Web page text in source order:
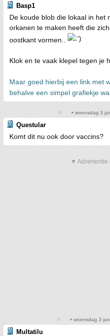
Basp1
De koude blob die lokaal in het
orkanen te maken heeft die
oostkant vormen..
Klok en te vaak klepel tegen je
Maar goed hierbij een link met
behalve een simpel grafiekje
• woensdag 3
Questular
Komt dit nu ook door vaccins?
▼ Advertentie
• woensdag 3
Multatilu